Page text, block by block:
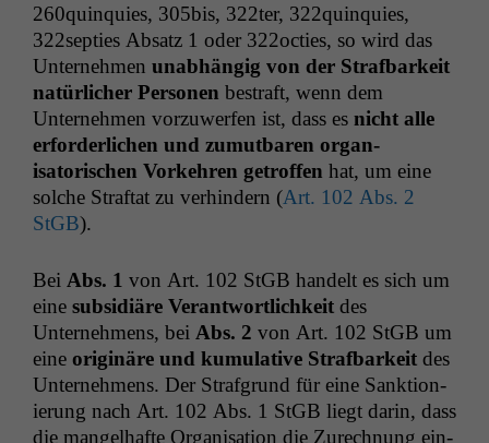
260quinquies, 305bis, 322ter, 322quinquies,
322septies Absatz 1 oder 322octies, so wird das
Unternehmen unab­hängig von der Straf­barkeit
natür­lich­er Per­so­n­en bestraft, wenn dem
Unternehmen vorzuw­er­fen ist, dass es nicht alle
erforder­lichen und zumut­baren organ­
isatorischen Vorkehren getrof­fen hat, um eine
solche Straftat zu ver­hin­dern (Art. 102 Abs. 2
StGB).
Bei Abs. 1 von Art. 102 StGB han­delt es sich um
eine sub­sidiäre Ver­ant­wortlichkeit des
Unternehmens, bei Abs. 2 von Art. 102 StGB um
eine orig­inäre und kumu­la­tive Straf­barkeit des
Unternehmens. Der Straf­grund für eine Sank­tion­
ierung nach Art. 102 Abs. 1 StGB liegt darin, dass
die man­gel­hafte Organ­i­sa­tion die Zurech­nung ein­